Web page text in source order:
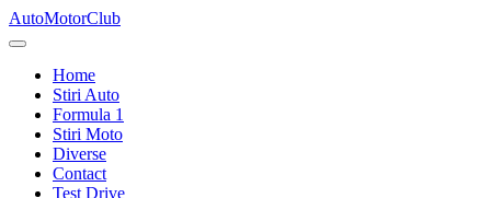
Skip
to
AutoMotorClub
Totul
masini
pasionatii
masini
Home
Stiri Auto
Formula 1
Stiri Moto
Diverse
Contact
Test Drive